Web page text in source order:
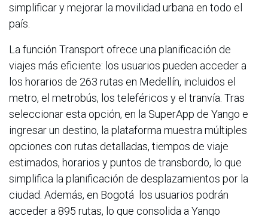
simplificar y mejorar la movilidad urbana en todo el
país.
La función Transport ofrece una planificación de
viajes más eficiente: los usuarios pueden acceder a
los horarios de 263 rutas en Medellín, incluidos el
metro, el metrobús, los teleféricos y el tranvía. Tras
seleccionar esta opción, en la SuperApp de Yango e
ingresar un destino, la plataforma muestra múltiples
opciones con rutas detalladas, tiempos de viaje
estimados, horarios y puntos de transbordo, lo que
simplifica la planificación de desplazamientos por la
ciudad. Además, en Bogotá los usuarios podrán
acceder a 895 rutas, lo que consolida a Yango